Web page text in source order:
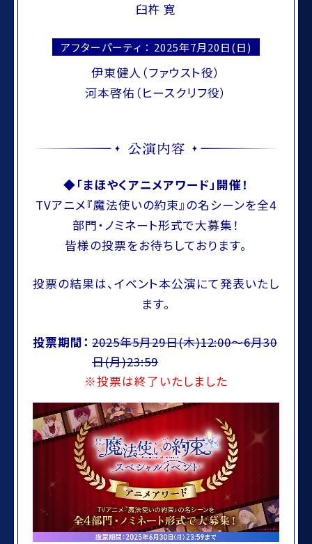
臼杵 寛
アフターパーティ ： 2025年7月20日(日)
伊東健人（ファウスト役）
河本啓佑（ヒースクリフ役）
◆「まほやくアニメアワード」開催！
TVアニメ『魔法使いの約束』の名シーンを全4
部門・ノミネート形式で大募集！
皆様の投票をお待ちしております。
投票の結果は、イベント本公演にて発表いたし
ます。
投票期間： 2025年5月29日(木)12:00～6月30
日(月)23:59
※投票は終了いたしました